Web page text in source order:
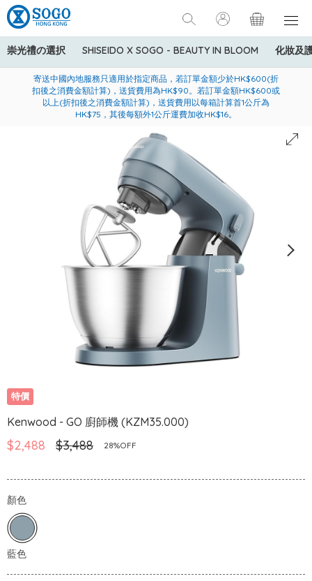
崇光禮の選択 SHISEIDO X SOGO - BEAUTY IN BLOOM 化妝及
美國運通Explorer®信用卡會員購物禮遇：高達5%簽賬回贈！
購買一般貨品(冷凍食品除外)滿$600，可享免費送貨服務
寄送中國內地服務只適用於指定商品，若訂單金額少於HK$600(折
扣後之消費金額計算)，送貨費用為HK$90。若訂單金額HK$600或
以上(折扣後之消費金額計算)，送貨費用以每箱計算首1公斤為
HK$75，其後每額外1公斤運費加收HK$16。
特價
Kenwood - GO 廚師機 (KZM35.000)
$2,488 $3,488 28%OFF
顏色